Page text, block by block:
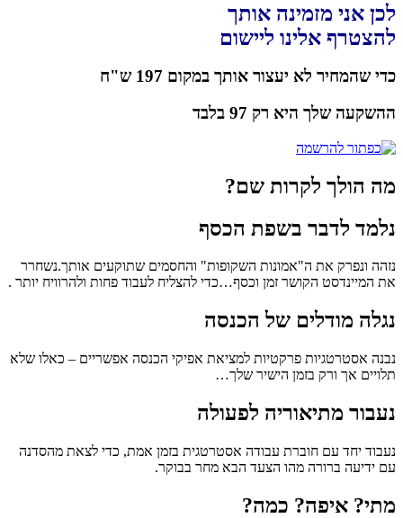
לכן אני מזמינה אותך
להצטרף אלינו ליישום
כדי שהמחיר לא יעצור אותך במקום 197 ש"ח
ההשקעה שלך היא רק 97 בלבד
מה הולך לקרות שם?
נלמד לדבר בשפת הכסף
נזהה ונפרק את ה"אמונות השקופות" והחסמים שתוקעים אותך.נשחרר
את המיינדסט הקושר זמן וכסף…כדי להצליח לעבוד פחות ולהרוויח יותר .
נגלה מודלים של הכנסה
נבנה אסטרטגיות פרקטיות למציאת אפיקי הכנסה אפשריים – כאלו שלא
תלויים אך ורק בזמן הישיר שלך…
נעבור מתיאוריה לפעולה
נעבוד יחד עם חוברת עבודה אסטרטגית בזמן אמת, כדי לצאת מהסדנה
עם ידיעה ברורה מהו הצעד הבא מחר בבוקר.
מתי? איפה? כמה?